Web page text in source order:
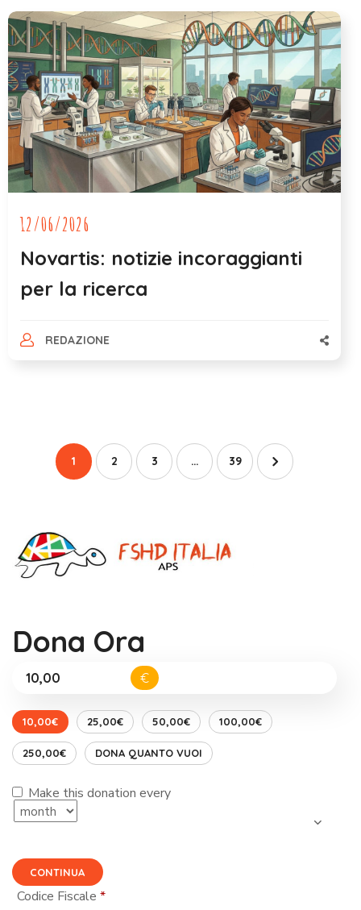
12/06/2026
Novartis: notizie incoraggianti
per la ricerca
REDAZIONE
1 2 3 … 39
Dona Ora
€
10,00€ 25,00€ 50,00€ 100,00€
250,00€ DONA QUANTO VUOI
Make this donation every
CONTINUA
Codice Fiscale*